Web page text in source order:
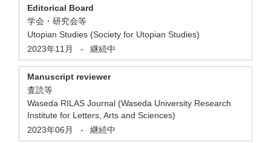
Editorical Board
学会・研究会等
Utopian Studies (Society for Utopian Studies)
2023年11月
- 継続中
Manuscript reviewer
査読等
Waseda RILAS Journal (Waseda University Research
Institute for Letters, Arts and Sciences)
2023年06月
- 継続中